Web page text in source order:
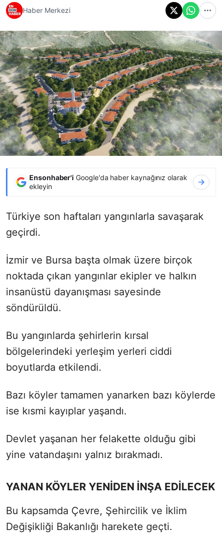
Haber Merkezi
Ensonhaber'i Google'da haber kaynağınız olarak
ekleyin
Türkiye son haftaları yangınlarla savaşarak
geçirdi.
İzmir ve Bursa başta olmak üzere birçok
noktada çıkan yangınlar ekipler ve halkın
insanüstü dayanışması sayesinde
söndürüldü.
Bu yangınlarda şehirlerin kırsal
bölgelerindeki yerleşim yerleri ciddi
boyutlarda etkilendi.
Bazı köyler tamamen yanarken bazı köylerde
ise kısmi kayıplar yaşandı.
Devlet yaşanan her felakette olduğu gibi
yine vatandaşını yalnız bırakmadı.
YANAN KÖYLER YENİDEN İNŞA EDİLECEK
Bu kapsamda Çevre, Şehircilik ve İklim
Değişikliği Bakanlığı harekete geçti.